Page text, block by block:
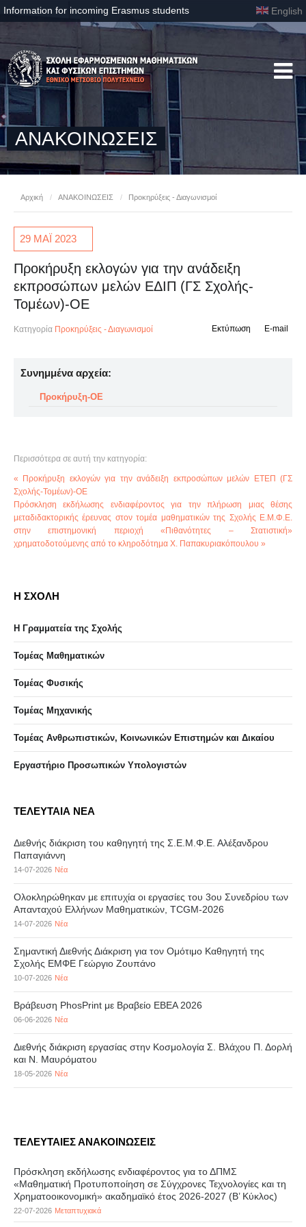
Information for incoming Erasmus students English
ΑΝΑΚΟΙΝΩΣΕΙΣ
Αρχική / ΑΝΑΚΟΙΝΩΣΕΙΣ / Προκηρύξεις - Διαγωνισμοί
29 ΜΑΪ 2023
Προκήρυξη εκλογών για την ανάδειξη
εκπροσώπων μελών ΕΔΙΠ (ΓΣ Σχολής-
Τομέων)-OE
Κατηγορία Προκηρύξεις - Διαγωνισμοί E-mail
Εκτύπωση
Συνημμένα αρχεία:
Προκήρυξη-ΟΕ
Περισσότερα σε αυτή την κατηγορία:
« Προκήρυξη εκλογών για την ανάδειξη εκπροσώπων μελών ΕΤΕΠ (ΓΣ
Σχολής-Τομέων)-ΟΕ
Πρόσκληση εκδήλωσης ενδιαφέροντος για την πλήρωση μιας θέσης
μεταδιδακτορικής έρευνας στον τομέα μαθηματικών της Σχολής Ε.Μ.Φ.Ε.
στην επιστημονική περιοχή «Πιθανότητες – Στατιστική»
χρηματοδοτούμενης από το κληροδότημα Χ. Παπακυριακόπουλου »
Η ΣΧΟΛΗ
Η Γραμματεία της Σχολής
Τομέας Μαθηματικών
Τομέας Φυσικής
Τομέας Μηχανικής
Τομέας Ανθρωπιστικών, Κοινωνικών Επιστημών και Δικαίου
Eργαστήριo Προσωπικών Υπολογιστών
ΤΕΛΕΥΤΑΙΑ ΝΕΑ
Διεθνής διάκριση του καθηγητή της Σ.Ε.Μ.Φ.Ε. Αλέξανδρου
Παπαγιάννη
14-07-2026 Νέα
Ολοκληρώθηκαν με επιτυχία οι εργασίες του 3ου Συνεδρίου των
Απανταχού Ελλήνων Μαθηματικών, TCGM-2026
14-07-2026 Νέα
Σημαντική Διεθνής Διάκριση για τον Ομότιμο Καθηγητή της
Σχολής ΕΜΦΕ Γεώργιο Ζουπάνο
10-07-2026 Νέα
Βράβευση PhosPrint με Βραβείο ΕΒΕΑ 2026
06-06-2026 Νέα
Διεθνής διάκριση εργασίας στην Κοσμολογία Σ. Βλάχου Π. Δορλή
και Ν. Μαυρόματου
18-05-2026 Νέα
ΤΕΛΕΥΤΑΙΕΣ ΑΝΑΚΟΙΝΩΣΕΙΣ
Πρόσκληση εκδήλωσης ενδιαφέροντος για το ΔΠΜΣ
«Μαθηματική Προτυποποίηση σε Σύγχρονες Τεχνολογίες και τη
Χρηματοοικονομική» ακαδημαϊκό έτος 2026-2027 (B’ Kύκλος)
22-07-2026 Μεταπτυχιακά